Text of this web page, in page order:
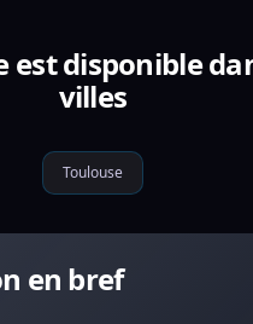
est disponible
villes
Toulouse
en bref